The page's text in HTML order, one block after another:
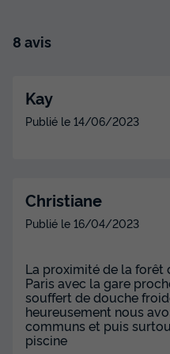
8 avis
Kay
Publié le 14/06/2023
Christiane
Publié le 16/04/2023
La proximité de la forêt
Paris avec la gare
souffert de douche
heureusement nous
communs et puis
piscine